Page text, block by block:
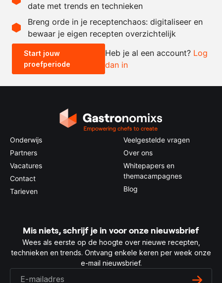
Recept omrekenen
- +
0.5x 1x 2x
date met trends en technieken
Breng orde in je receptenchaos: digitaliseer en
bewaar je eigen recepten overzichtelijk
Start jouw
proefperiode
Heb je al een account? Log
dan in
Onderwijs
Partners
Vacatures
Contact
Tarieven
Veelgestelde vragen
Over ons
Whitepapers en
themacampagnes
Blog
Mis niets, schrijf je in voor onze nieuwsbrief
Wees als eerste op de hoogte over nieuwe recepten,
technieken en trends. Ontvang enkele keren per week onze
e-mail nieuwsbrief.